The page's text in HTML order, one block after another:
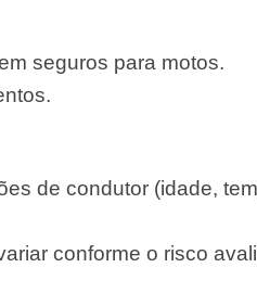
seguros para motos.
de condutor (idade,
conforme o risco